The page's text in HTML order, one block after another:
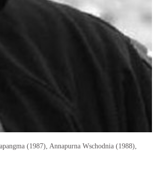
(1987), Annapurna Wschodnia (1988),